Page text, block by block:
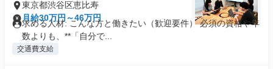
東京都渋谷区恵比寿
月給30万円～46万円
求める人材: こんな方と働きたい（歓迎要件） 必須の資格や年
数よりも、**「自分で...
交通費支給